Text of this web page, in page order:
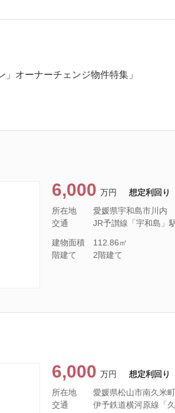
オーナーチェンジ物件特集」
6,000 万円 想定利回り
所在地
愛媛県宇和島市川内
交通
JR予讃線「宇和島」
建物面積 112.86㎡
階建て
2階建て
6,000 万円 想定利回り
所在地
愛媛県松山市南久米町
交通
伊予鉄道横河原線「